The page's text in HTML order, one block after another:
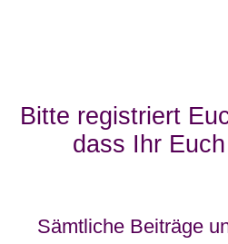
Bitte registriert
dass Ihr
Sämtliche Beiträge